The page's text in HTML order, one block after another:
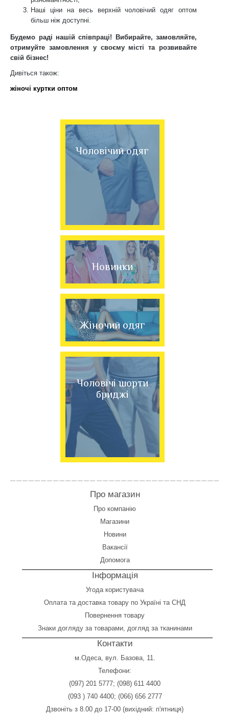
Наші ціни на весь верхній чоловічий одяг оптом
більш ніж доступні.
Будемо раді нашій співпраці! Вибирайте, замовляйте,
отримуйте замовлення у своєму місті та розвивайте
свій бізнес!
Дивіться також:
жіночі куртки оптом
Чоловічий одяг
Новинки
Жіночий одяг
Чоловічі шорти
бриджі
Про магазин
Про компанію
Магазини
Новини
Вакансії
Допомога
Інформація
Угода користувача
Оплататадоставка товару по Україні та СНД
Повернення товару
Знаки догляду за товарами, догляд за тканинами
Контакти
м.Одеса, вул. Базова, 11.
Телефони:
(097) 201 5777;(098) 611 4400
(093 ) 740 4400; (066) 656 2777
Дзвоніть з 8.00 до 17-00 (вихідний: п'ятниця)